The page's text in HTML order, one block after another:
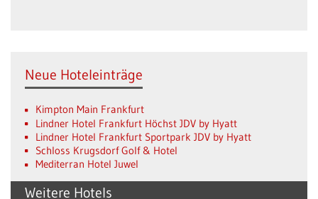
Weitere Hotels
Neue Hoteleinträge
Kimpton Main Frankfurt
Lindner Hotel Frankfurt Höchst JDV by Hyatt
Lindner Hotel Frankfurt Sportpark JDV by Hyatt
Schloss Krugsdorf Golf & Hotel
Mediterran Hotel Juwel